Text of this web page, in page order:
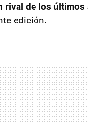
rival de los últimos
edición.